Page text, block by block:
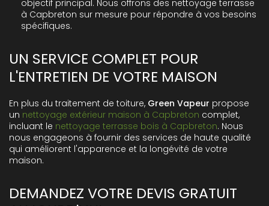
objectif principal. Nous offrons des nettoyage terrasse
à Capbreton sur mesure pour répondre à vos besoins
spécifiques.
UN SERVICE COMPLET POUR
L'ENTRETIEN DE VOTRE MAISON
En plus du traitement de toiture, Green Vapeur propose
un nettoyage extérieur maison à Capbreton complet,
incluant le nettoyage terrasse bois à Capbreton. Nous
nous engageons à fournir des services de haute qualité
qui améliorent l'apparence et la longévité de votre
maison.
DEMANDEZ VOTRE DEVIS GRATUIT